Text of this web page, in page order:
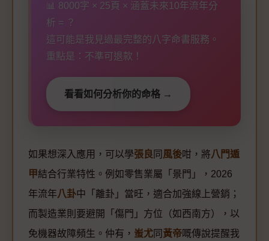
📊 8000字 × 25頁 × 涵蓋未來10年流年分
析 = ？
這可能是我見過最完整的八字命書服務。
重點是：不準可退款！
看看如何分析你的命格 →
如果想深入應用，可以學張良 同 風後咁，將八門遁
甲結合行業特性。例如零售業屬「景門」，2026
年流年八卦中「離卦」當旺，適合加強線上營銷；
而製造業則要避開「傷門」方位（如西南方），以
免機器故障頻生。仲有， 蚩尤 同 黃帝嘅傳說提醒我